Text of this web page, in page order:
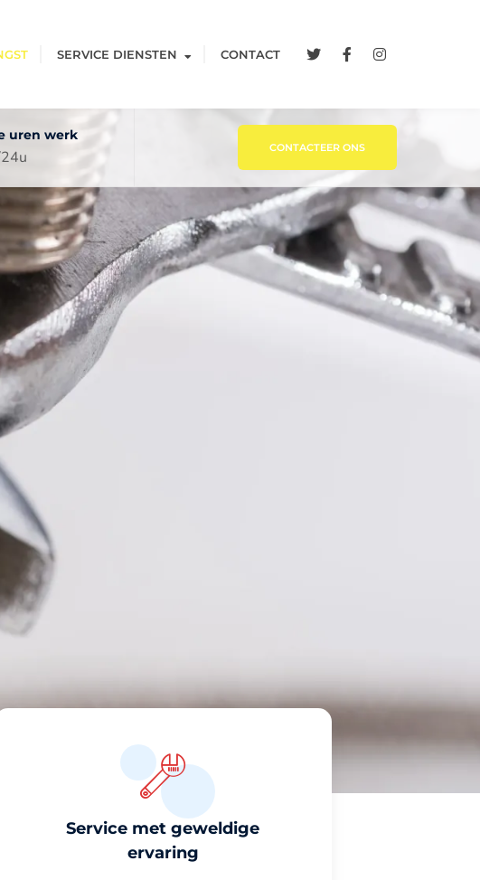
SERVICE DIENSTEN CONTACT
uren werk
CONTACTEER ONS
Service met geweldige
ervaring